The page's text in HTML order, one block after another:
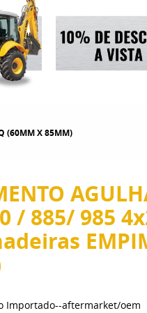
(60MM X 85MM)
/ 885/ 985
Importado--aftermarket/oem